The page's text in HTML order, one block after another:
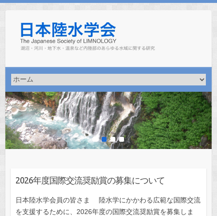
1 2 3 4
2026年度国際交流奨励賞の募集について
日本陸水学会員の皆さま 陸水学にかかわる広範な国際交流
を支援するために、2026年度の国際交流奨励賞を募集しま